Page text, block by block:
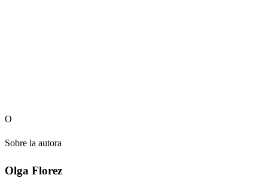
O
Sobre la autora
Olga Florez